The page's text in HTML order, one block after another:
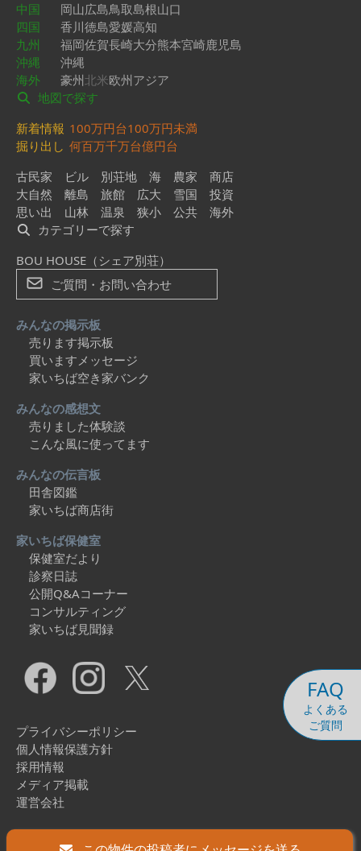
FAQ
よくある
ご質問
中国
岡山広島鳥取島根山口
四国
香川徳島愛媛高知
九州
福岡佐賀長崎大分熊本宮崎鹿児島
沖縄
沖縄
海外
豪州北米欧州アジア
地図で探す
新着情報 100万円台100万円未満
掘り出し 何百万千万台億円台
古民家
ビル 別荘地 海 農家
商店
大自然
離島 旅館 広大 雪国
投資
思い出
山林 温泉 狭小 公共
海外
カテゴリーで探す
BOU HOUSE（シェア別荘）
ご質問・お問い合わせ
みんなの掲示板
売ります掲示板
買いますメッセージ
家いちば空き家バンク
みんなの感想文
売りました体験談
こんな風に使ってます
みんなの伝言板
田舎図鑑
家いちば商店街
家いちば保健室
保健室だより
診察日誌
公開Q&Aコーナー
コンサルティング
家いちば見聞録
プライバシーポリシー
個人情報保護方針
採用情報
メディア掲載
運営会社
Copyright © 2026 Ieichiba Co., Ltd. All Rights Reserved.